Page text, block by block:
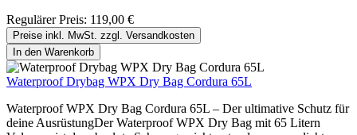
Regulärer Preis: 119,00 €
Preise inkl. MwSt. zzgl. Versandkosten
In den Warenkorb
Waterproof Drybag WPX Dry Bag Cordura 65L
Waterproof WPX Dry Bag Cordura 65L – Der ultimative Schutz für
deine AusrüstungDer Waterproof WPX Dry Bag mit 65 Litern